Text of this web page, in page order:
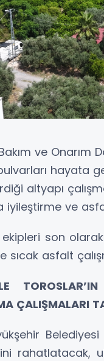
ve Onarım
hayata
altyapı
iyileştirme ve
ekipleri son
sıcak asfalt
ÇALIŞMALARI
Belediyesi
rahatlatacak,